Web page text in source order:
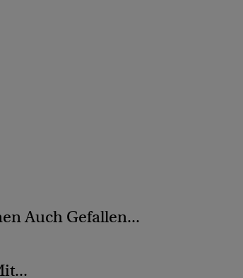
Auch Gefallen...